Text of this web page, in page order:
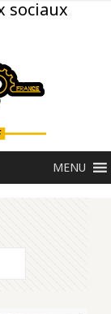
sociaux
MENU